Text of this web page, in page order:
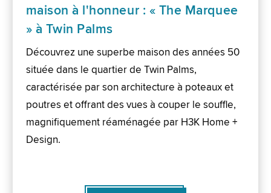
maison à l'honneur : « The Marquee
» à Twin Palms
Découvrez une superbe maison des années 50
située dans le quartier de Twin Palms,
caractérisée par son architecture à poteaux et
poutres et offrant des vues à couper le souffle,
magnifiquement réaménagée par H3K Home +
Design.